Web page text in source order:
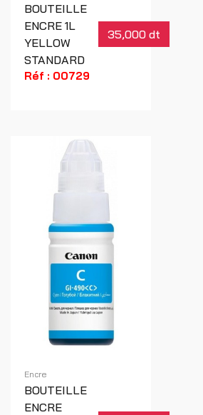
BOUTEILLE
ENCRE 1L
YELLOW
STANDARD
35,000 dt
Réf : 00729
Encre
BOUTEILLE
ENCRE